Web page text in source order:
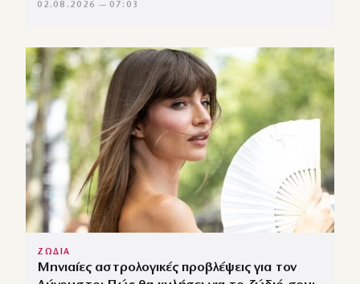
02.08.2026 — 07:03
ΖΩΔΙΑ
Μηνιαίες αστρολογικές προβλέψεις για τον